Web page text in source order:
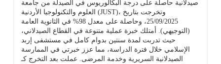
صيدلانية حاصلة على درجة البكالوريوس في الصيدلة من جامعة
العلوم والتكنولوجيا الأردنية (JUST)، وتخرجت بتاريخ
25/09/2025، وحاصلة على معدل 98% في الثانوية العامة
(التوجيهي). أمتلك خبرة عملية متنوعة في القطاع الصيدلاني،
حيث تدربت لمدة سنتين بدوام كامل في مستشفى إربد
الإسلامي خلال فترة الدراسة، مما عزز خبرتي في الممارسة
الصيدلانية السريرية وخدمة المرضى. عملت بعد التخرج كـ